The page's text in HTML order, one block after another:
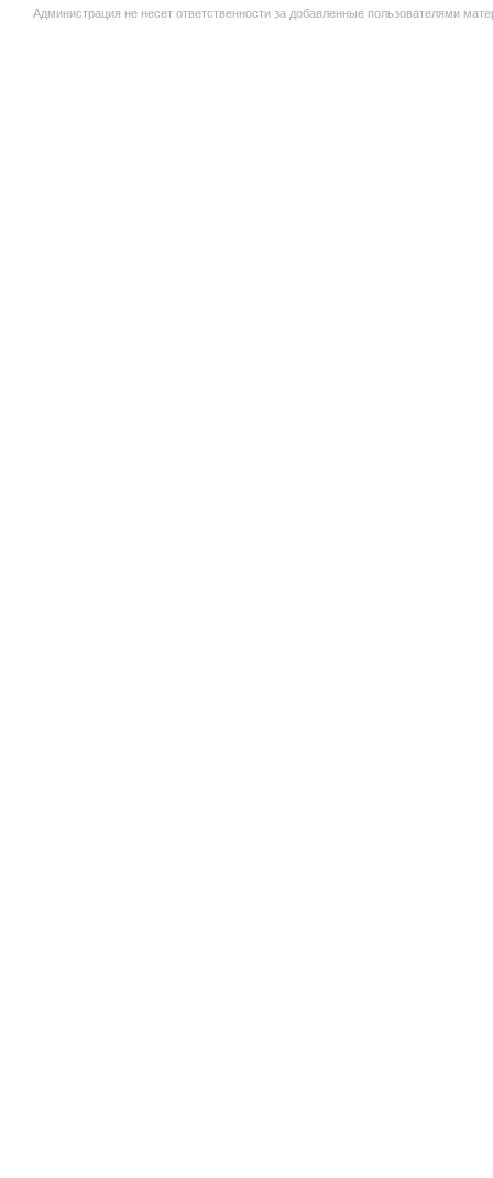
Администрация не несет ответственности за добавленные пользователями